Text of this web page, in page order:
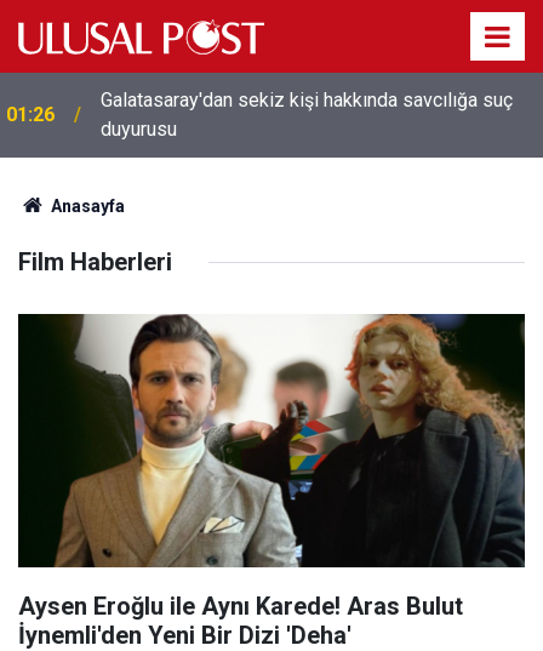
01:24
Avrupa'da 'Schengen' restleşmesi: İspanya da
İtalya'dan gelenleri sınırda kontrol edecek
Anasayfa
Film Haberleri
Aysen Eroğlu ile Aynı Karede! Aras Bulut
İynemli'den Yeni Bir Dizi 'Deha'